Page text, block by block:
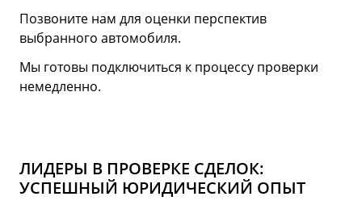
Позвоните нам для оценки перспектив
выбранного автомобиля.
Мы готовы подключиться к процессу проверки
немедленно.
ЛИДЕРЫ В ПРОВЕРКЕ СДЕЛОК:
УСПЕШНЫЙ ЮРИДИЧЕСКИЙ ОПЫТ